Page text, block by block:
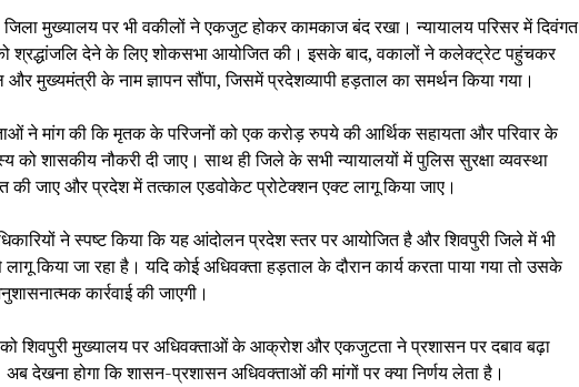
जिला मुख्यालय पर भी वकीलों ने एकजुट होकर कामकाज बंद रखा। न्यायालय परिसर में दिवंगत
श्रद्धांजलि देने के लिए शोकसभा आयोजित की। इसके बाद, वकालों ने कलेक्ट्रेट पहुंचकर
और मुख्यमंत्री के नाम ज्ञापन सौंपा, जिसमें प्रदेशव्यापी हड़ताल का समर्थन किया गया।
ने मांग की कि मृतक के परिजनों को एक करोड़ रुपये की आर्थिक सहायता और परिवार के
को शासकीय नौकरी दी जाए। साथ ही जिले के सभी न्यायालयों में पुलिस सुरक्षा व्यवस्था
की जाए और प्रदेश में तत्काल एडवोकेट प्रोटेक्शन एक्ट लागू किया जाए।
ने स्पष्ट किया कि यह आंदोलन प्रदेश स्तर पर आयोजित है और शिवपुरी जिले में भी
किया जा रहा है। यदि कोई अधिवक्ता हड़ताल के दौरान कार्य करता पाया गया तो उसके
कार्रवाई की जाएगी।
को शिवपुरी मुख्यालय पर अधिवक्ताओं के आक्रोश और एकजुटता ने प्रशासन पर दबाव बढ़ा
अब देखना होगा कि शासन-प्रशासन अधिवक्ताओं की मांगों पर क्या निर्णय लेता है।